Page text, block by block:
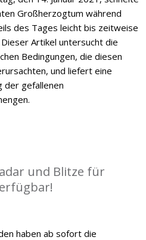
Großherzogtum während
des Tages leicht bis zeitweise
Artikel untersucht die
Bedingungen, die diesen
und liefert eine
der gefallenen
und Blitze für
haben ab sofort die